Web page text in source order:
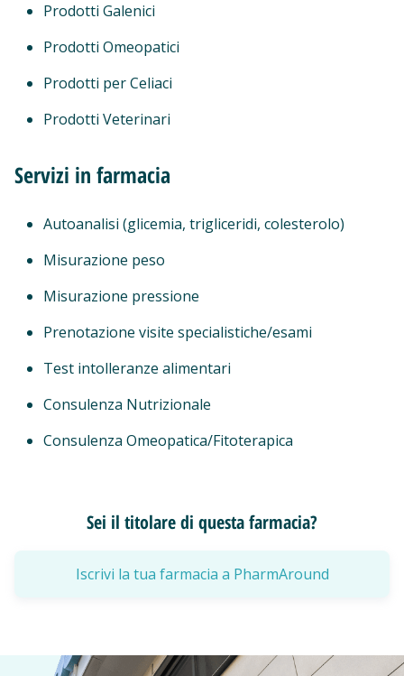
Prodotti Galenici
Prodotti Omeopatici
Prodotti per Celiaci
Prodotti Veterinari
Servizi in farmacia
Autoanalisi (glicemia, trigliceridi, colesterolo)
Misurazione peso
Misurazione pressione
Prenotazione visite specialistiche/esami
Test intolleranze alimentari
Consulenza Nutrizionale
Consulenza Omeopatica/Fitoterapica
Sei il titolare di questa farmacia?
Iscrivi la tua farmacia a PharmAround